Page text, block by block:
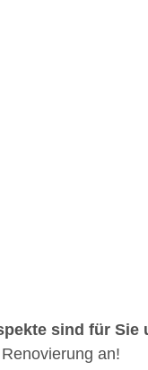
sind für
an!